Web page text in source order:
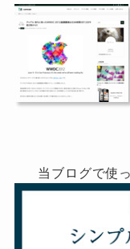
当ブログで使